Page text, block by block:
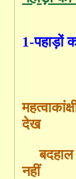
1-पहाड़ों
महत्वा
देख
बदहाल
नहीं